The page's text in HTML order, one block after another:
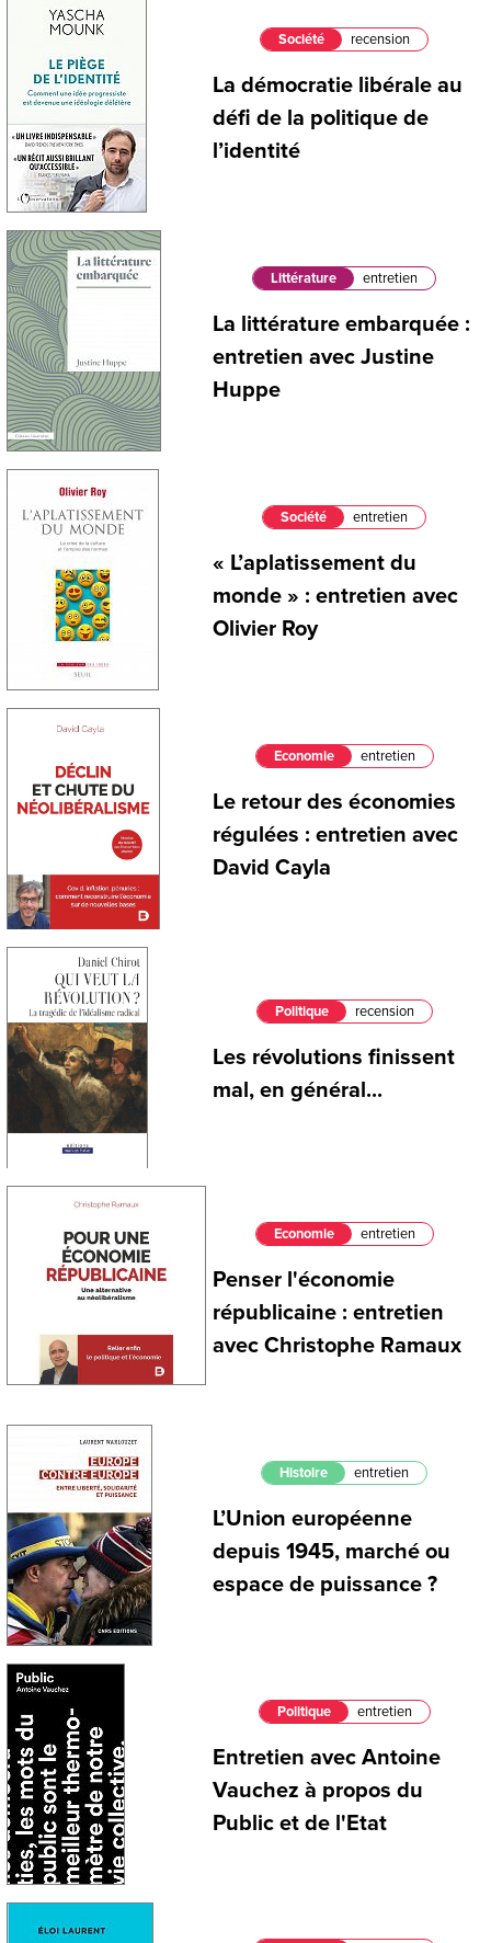
Société recension
La démocratie libérale au
défi de la politique de
l’identité
Littérature entretien
La littérature embarquée :
entretien avec Justine
Huppe
Société entretien
« L’aplatissement du
monde » : entretien avec
Olivier Roy
Economie entretien
Le retour des économies
régulées : entretien avec
David Cayla
Politique recension
Les révolutions finissent
mal, en général...
Economie entretien
Penser l'économie
républicaine : entretien
avec Christophe Ramaux
Histoire entretien
L’Union européenne
depuis 1945, marché ou
espace de puissance ?
Politique entretien
Entretien avec Antoine
Vauchez à propos du
Public et de l'Etat